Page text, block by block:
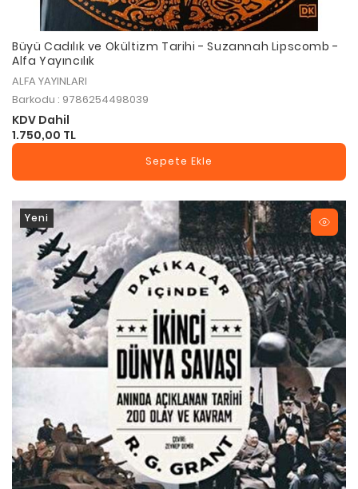
Büyü Cadılık ve Okültizm Tarihi - Suzannah Lipscomb -
Alfa Yayıncılık
ALFA YAYINLARI
Barkodu : 9786254498039
KDV Dahil
1.750,00 TL
Sepete Ekle
Yeni